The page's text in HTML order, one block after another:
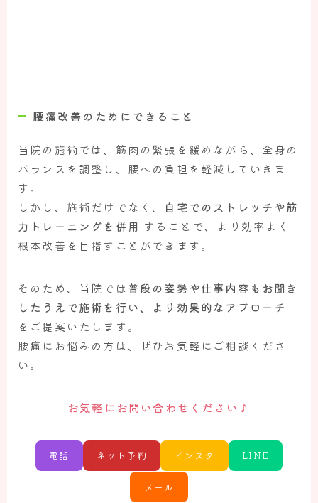
腰痛改善のためにできること
当院の施術では、筋肉の緊張を緩めながら、全身の
バランスを調整し、腰への負担を軽減していきま
す。
しかし、施術だけでなく、
自宅でのストレッチや筋
力トレーニングを併用 することで、より効率よく
根本改善を目指すことができます。
そのため、当院では普段の姿勢や仕事内容もお聞き
したうえで施術を行い、より効果的なアプローチ
をご提案いたします。
腰痛にお悩みの方は、ぜひお気軽にご相談くださ
い。
お気軽にお問い合わせください♪
電話 ネット予約 インスタ LINE
メール